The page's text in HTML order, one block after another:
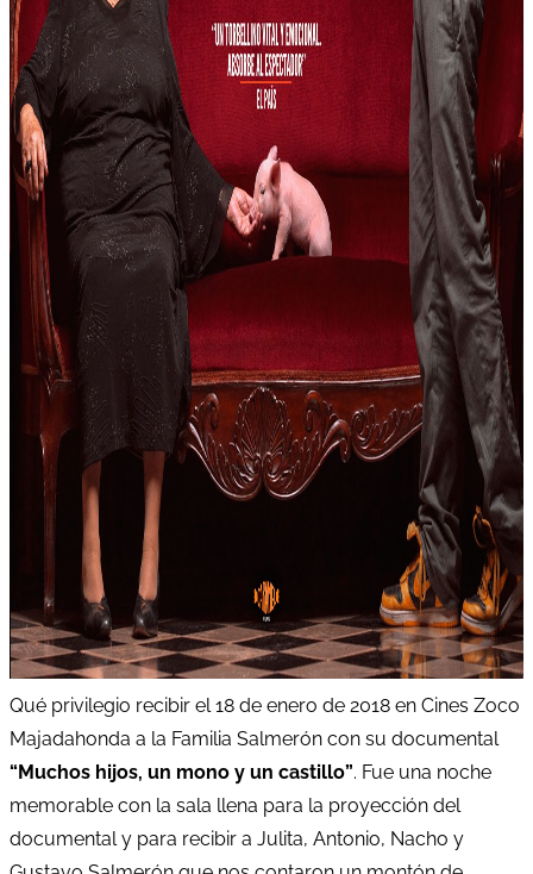
Qué privilegio recibir el 18 de enero de 2018 en Cines Zoco
Majadahonda a la Familia Salmerón con su documental
“Muchos hijos, un mono y un castillo”. Fue una noche
memorable con la sala llena para la proyección del
documental y para recibir a Julita, Antonio, Nacho y